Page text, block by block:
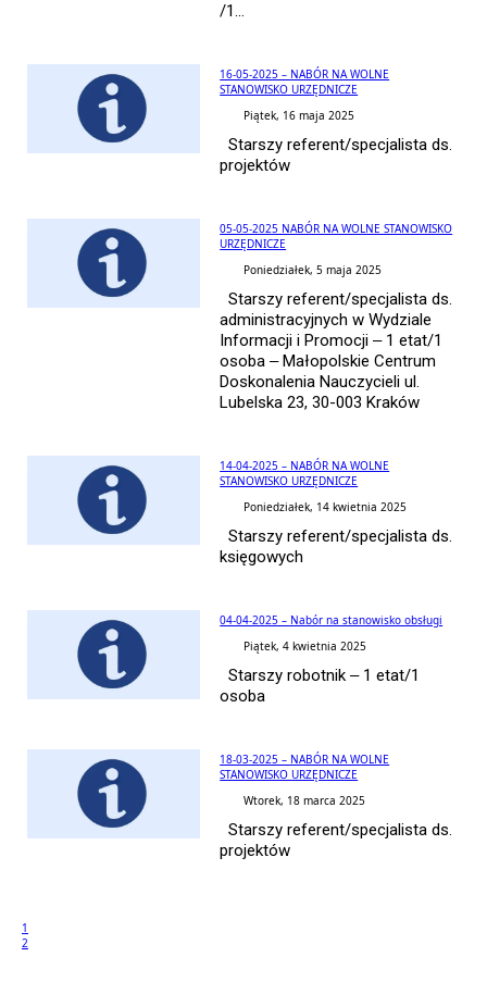
/1...
16-05-2025 – NABÓR NA WOLNE
STANOWISKO URZĘDNICZE
Piątek, 16 maja 2025
Starszy referent/specjalista ds.
projektów
05-05-2025 NABÓR NA WOLNE STANOWISKO
URZĘDNICZE
Poniedziałek, 5 maja 2025
Starszy referent/specjalista ds.
administracyjnych w Wydziale
Informacji i Promocji – 1 etat/1
osoba – Małopolskie Centrum
Doskonalenia Nauczycieli ul.
Lubelska 23, 30-003 Kraków
14-04-2025 – NABÓR NA WOLNE
STANOWISKO URZĘDNICZE
Poniedziałek, 14 kwietnia 2025
Starszy referent/specjalista ds.
księgowych
04-04-2025 – Nabór na stanowisko obsługi
Piątek, 4 kwietnia 2025
Starszy robotnik – 1 etat/1
osoba
18-03-2025 – NABÓR NA WOLNE
STANOWISKO URZĘDNICZE
Wtorek, 18 marca 2025
Starszy referent/specjalista ds.
projektów
1
2